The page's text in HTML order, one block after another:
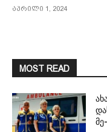
აპრილი 1, 2024
MOST READ